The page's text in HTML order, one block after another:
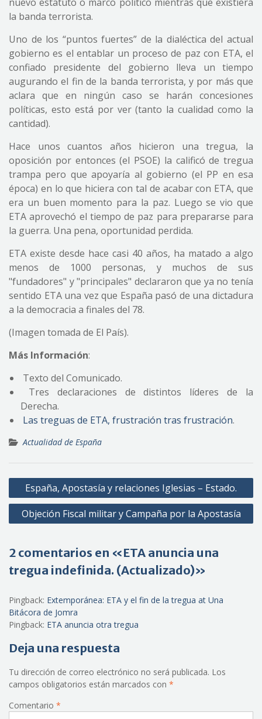
la banda terrorista.
Uno de los “puntos fuertes” de la dialéctica del actual
gobierno es el entablar un proceso de paz con ETA, el
confiado presidente del gobierno lleva un tiempo
augurando el fin de la banda terrorista, y por más que
aclara que en ningún caso se harán concesiones
políticas, esto está por ver (tanto la cualidad como la
cantidad).
Hace unos cuantos años hicieron una tregua, la
oposición por entonces (el PSOE) la calificó de tregua
trampa pero que apoyaría al gobierno (el PP en esa
época) en lo que hiciera con tal de acabar con ETA, que
era un buen momento para la paz. Luego se vio que
ETA aprovechó el tiempo de paz para prepararse para
la guerra. Una pena, oportunidad perdida.
ETA existe desde hace casi 40 años, ha matado a algo
menos de 1000 personas, y muchos de sus
"fundadores" y "principales" declararon que ya no tenía
sentido ETA una vez que España pasó de una dictadura
a la democracia a finales del 78.
(Imagen tomada de El País).
Más Información:
Texto del Comunicado.
Tres declaraciones de distintos líderes de la
Derecha.
Las treguas de ETA, frustración tras frustración.
Actualidad de España
Navegación
de
entradas
España, Apostasía y relaciones Iglesias – Estado.
Objeción Fiscal militar y Campaña por la Apostasía
2 comentarios en «ETA anuncia una
tregua indefinida. (Actualizado)»
Pingback: Extemporánea: ETA y el fin de la tregua at Una
Bitácora de Jomra
Pingback: ETA anuncia otra tregua
Deja una respuesta
Tu dirección de correo electrónico no será publicada. Los
campos obligatorios están marcados con *
Comentario *